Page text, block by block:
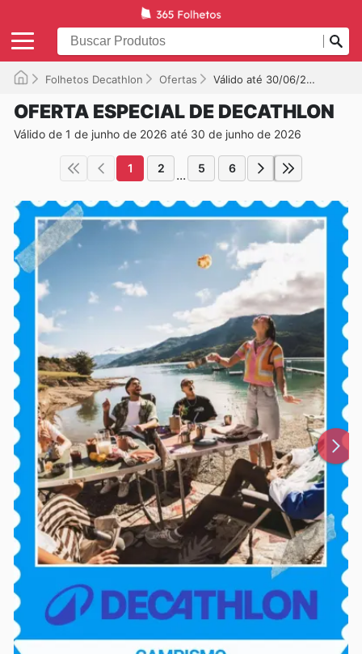
Folhetos Decathlon Ofertas Válido até 30/06/2026
OFERTA ESPECIAL DE DECATHLON
Válido de 1 de junho de 2026 até 30 de junho de 2026
1 2 ... 5 6